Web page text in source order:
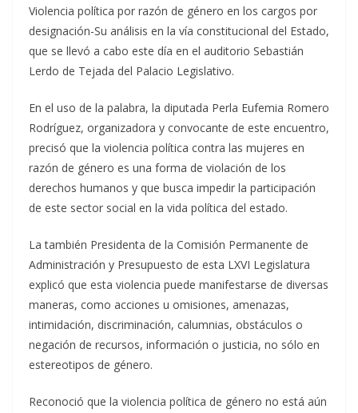
Violencia política por razón de género en los cargos por
designación-Su análisis en la vía constitucional del Estado,
que se llevó a cabo este día en el auditorio Sebastián
Lerdo de Tejada del Palacio Legislativo.
En el uso de la palabra, la diputada Perla Eufemia Romero
Rodríguez, organizadora y convocante de este encuentro,
precisó que la violencia política contra las mujeres en
razón de género es una forma de violación de los
derechos humanos y que busca impedir la participación
de este sector social en la vida política del estado.
La también Presidenta de la Comisión Permanente de
Administración y Presupuesto de esta LXVI Legislatura
explicó que esta violencia puede manifestarse de diversas
maneras, como acciones u omisiones, amenazas,
intimidación, discriminación, calumnias, obstáculos o
negación de recursos, información o justicia, no sólo en
estereotipos de género.
Reconoció que la violencia política de género no está aún